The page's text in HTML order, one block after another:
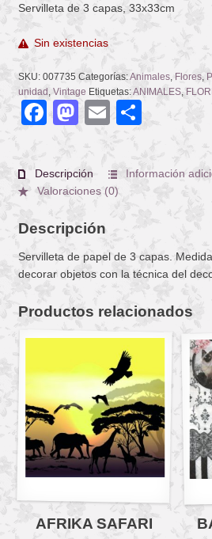
Servilleta de 3 capas, 33x33cm
Sin existencias
SKU: 007735 Categorías:Animales, Flores,
unidad , Vintage Etiquetas:ANIMALES,
Facebook
Mastodon
Email
Descripción
Información
Valoraciones (0)
Descripción
Servilleta de papel de 3 capas.
decorar objetos con la técnica del
Productos relacionados
AFRIKA SAFARI